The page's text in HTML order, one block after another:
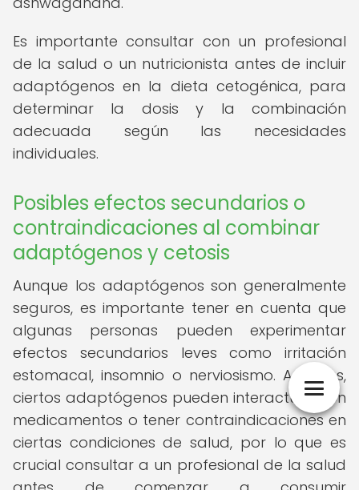
Es importante consultar con un profesional
de la salud o un nutricionista antes de incluir
adaptógenos en la dieta cetogénica, para
determinar la dosis y la combinación
adecuada según las necesidades
individuales.
Posibles efectos secundarios o
contraindicaciones al combinar
adaptógenos y cetosis
Aunque los adaptógenos son generalmente
seguros, es importante tener en cuenta que
algunas personas pueden experimentar
efectos secundarios leves como irritación
estomacal, insomnio o nerviosismo. Además,
ciertos adaptógenos pueden interactuar con
medicamentos o tener contraindicaciones en
ciertas condiciones de salud, por lo que es
crucial consultar a un profesional de la salud